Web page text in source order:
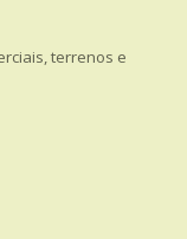
terrenos e